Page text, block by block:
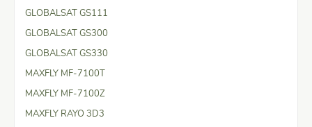
GLOBALSAT GS111
GLOBALSAT GS300
GLOBALSAT GS330
MAXFLY MF-7100T
MAXFLY MF-7100Z
MAXFLY RAYO 3D3